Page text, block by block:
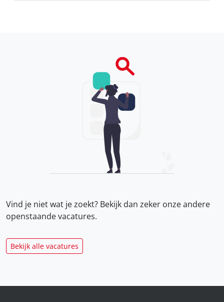
Vind je niet wat je zoekt? Bekijk dan zeker onzeandere
openstaande vacatures.
Bekijk alle vacatures